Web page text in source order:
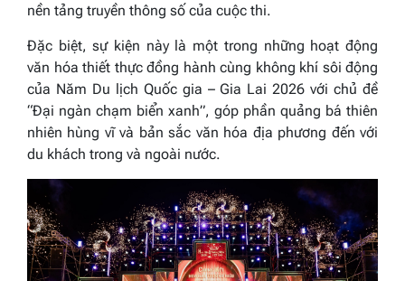
nền tảng truyền thông số của cuộc thi.
Đặc biệt, sự kiện này là một trong những hoạt động
văn hóa thiết thực đồng hành cùng không khí sôi động
của Năm Du lịch Quốc gia – Gia Lai 2026 với chủ đề
“Đại ngàn chạm biển xanh”, góp phần quảng bá thiên
nhiên hùng vĩ và bản sắc văn hóa địa phương đến với
du khách trong và ngoài nước.